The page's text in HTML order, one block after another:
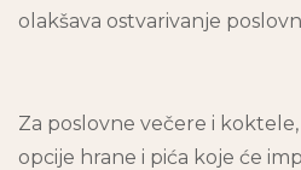
olakšava ostvarivanje
Za poslovne večere i
opcije hrane i pića koje će